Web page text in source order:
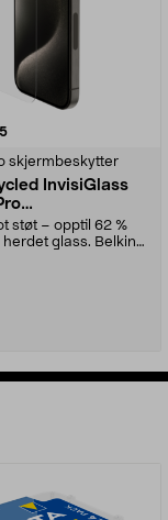
5anmeldelser
skjermbeskytter
InvisiGlass
støt – opptil 62 %
glass. Belkin
av 5 stjerner